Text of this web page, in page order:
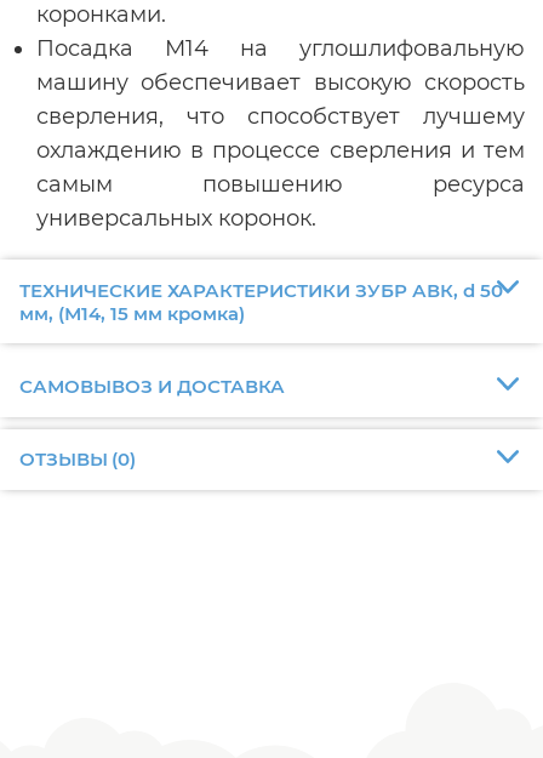
коронками.
Посадка М14 на углошлифовальную
машину обеспечивает высокую скорость
сверления, что способствует лучшему
охлаждению в процессе сверления и тем
самым повышению ресурса
универсальных коронок.
ТЕХНИЧЕСКИЕ ХАРАКТЕРИСТИКИ ЗУБР АВК, d 50
мм, (М14, 15 мм кромка)
САМОВЫВОЗ И ДОСТАВКА
ОТЗЫВЫ (0)